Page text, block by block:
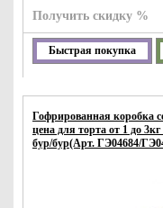
Получить скидку %
Быстрая покупка
Гофрированная коробка
цена для торта от 1 до
бур/бур(Арт. ГЭ04684/